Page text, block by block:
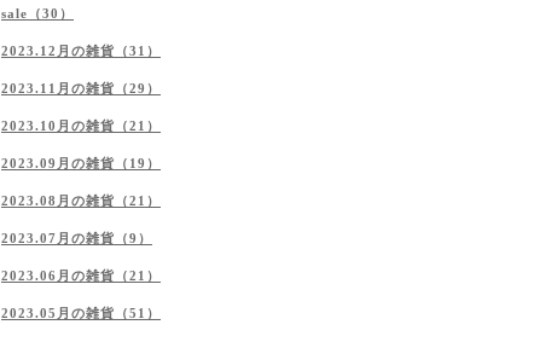
sale（30）
2023.12月の雑貨（31）
2023.11月の雑貨（29）
2023.10月の雑貨（21）
2023.09月の雑貨（19）
2023.08月の雑貨（21）
2023.07月の雑貨（9）
2023.06月の雑貨（21）
2023.05月の雑貨（51）